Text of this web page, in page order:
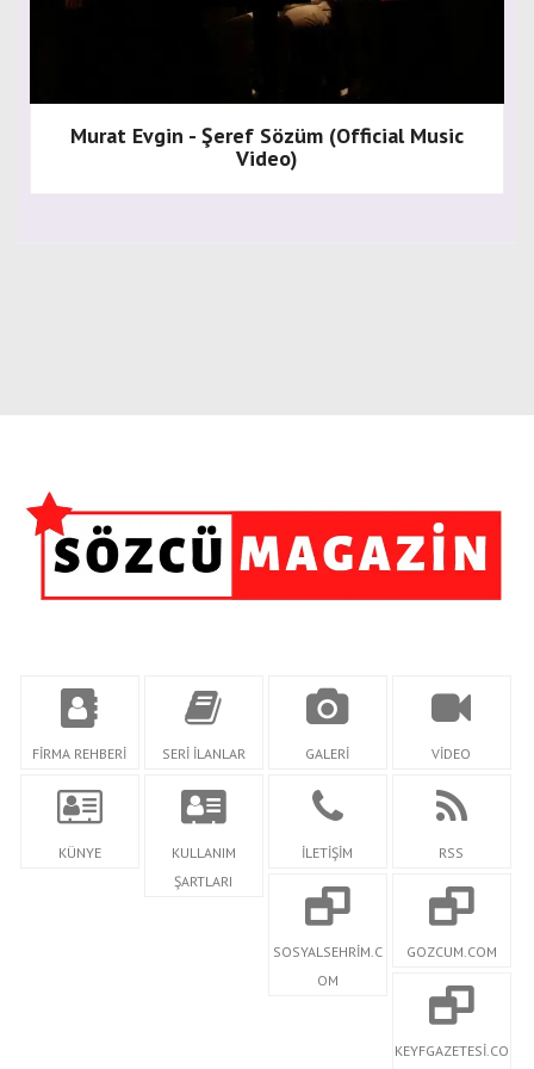
Murat Evgin - Şeref Sözüm (Official Music
Video)
FİRMA REHBERİ SERİ İLANLAR GALERİ VİDEO
KÜNYE
KULLANIM
ŞARTLARI
İLETİŞİM RSS
SOSYALSEHRİM.C
OM
GOZCUM.COM
KEYFGAZETESİ.CO